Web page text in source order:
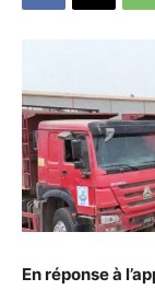
En réponse à